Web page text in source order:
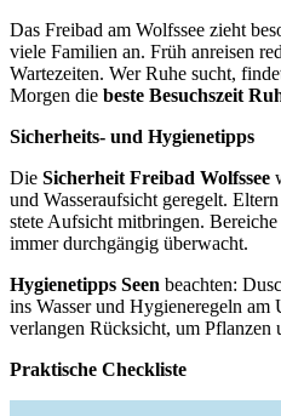
Das Freibad am Wolfssee zieht
viele Familien an. Früh anreisen
Wartezeiten. Wer Ruhe sucht,
Morgen die beste Besuchszeit
Sicherheits- und Hygienetipps
Die Sicherheit Freibad Wolfssee
und Wasseraufsicht geregelt.
stete Aufsicht mitbringen.
immer durchgängig überwacht.
Hygienetipps Seen beachten:
ins Wasser und Hygieneregeln
verlangen Rücksicht, um Pflanzen
Praktische Checkliste